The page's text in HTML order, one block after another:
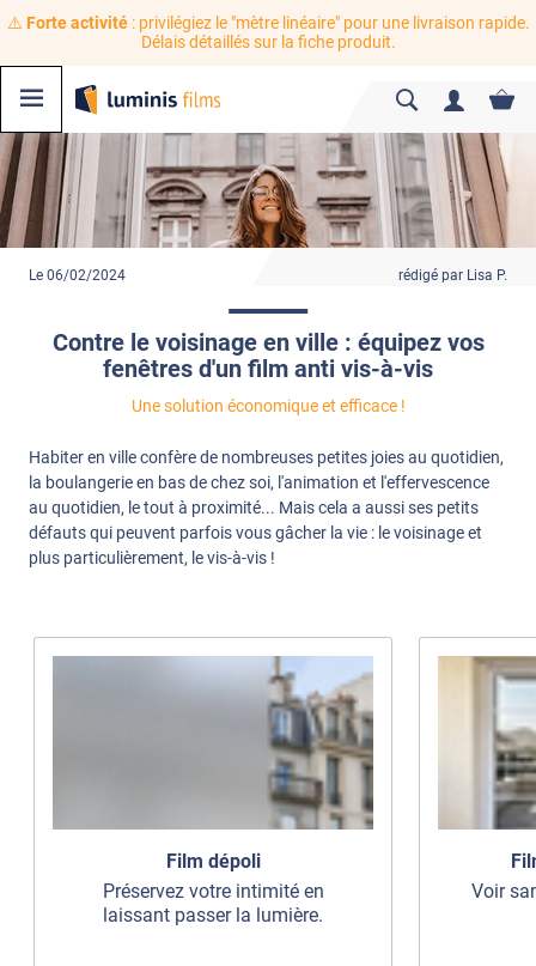
⚠️ Forte activité: privilégiez le "mètre linéaire" pour une livraison rapide.
Délais détaillés sur la fiche produit.
Le 06/02/2024 rédigé par Lisa P.
Contre le voisinage en ville : équipez vos
fenêtres d'un film anti vis-à-vis
Une solution économique et efficace !
Habiter en ville confère de nombreuses petites joies au quotidien,
la boulangerie en bas de chez soi, l'animation et l'effervescence
au quotidien, le tout à proximité... Mais cela a aussi ses petits
défauts qui peuvent parfois vous gâcher la vie : le voisinage et
plus particulièrement, le vis-à-vis !
Film dépoli
Préservez votre intimité en
laissant passer la lumière.
Voir